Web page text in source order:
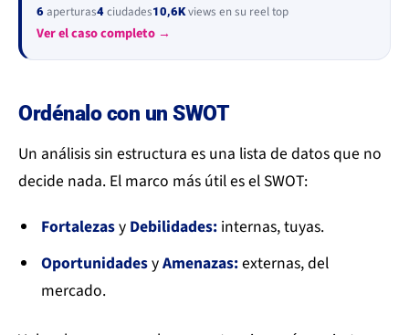
6 aperturas4 ciudades10,6Kviews en su reel top
Ver el caso completo →
Ordénalo con un SWOT
Un análisis sin estructura es una lista de datos que no
decide nada. El marco más útil es el SWOT:
Fortalezasy Debilidades:internas, tuyas.
OportunidadesyAmenazas:externas, del
mercado.